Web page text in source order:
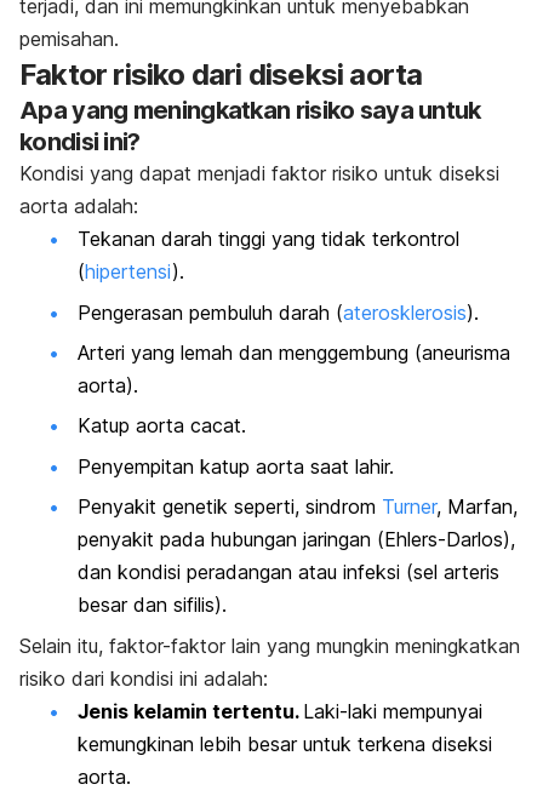
terjadi, dan ini memungkinkan untuk menyebabkan
pemisahan.
Faktor risiko dari diseksi aorta
Apa yang meningkatkan risiko saya untuk
kondisi ini?
Kondisi yang dapat menjadi faktor risiko untuk diseksi
aorta adalah:
Tekanan darah tinggi yang tidak terkontrol
(hipertensi).
Pengerasan pembuluh darah (aterosklerosis).
Arteri yang lemah dan menggembung (aneurisma
aorta).
Katup aorta cacat.
Penyempitan katup aorta saat lahir.
Penyakit genetik seperti, sindrom Turner, Marfan,
penyakit pada hubungan jaringan (Ehlers-Darlos),
dan kondisi peradangan atau infeksi (sel arteris
besar dan sifilis).
Selain itu, faktor-faktor lain yang mungkin meningkatkan
risiko dari kondisi ini adalah:
Jenis kelamin tertentu. Laki-laki mempunyai
kemungkinan lebih besar untuk terkena diseksi
aorta.